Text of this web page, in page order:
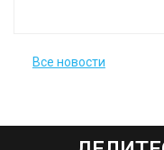
Все новости